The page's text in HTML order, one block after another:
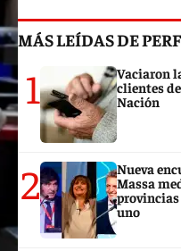
MÁS LEÍDAS DE
1
Vaciaron
clientes
Nación
2
Nueva
Massa
provincias
uno